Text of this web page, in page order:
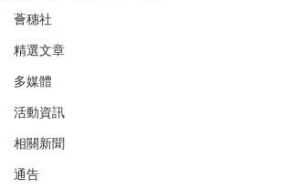
薈穗社
精選文章
多媒體
活動資訊
相關新聞
通告